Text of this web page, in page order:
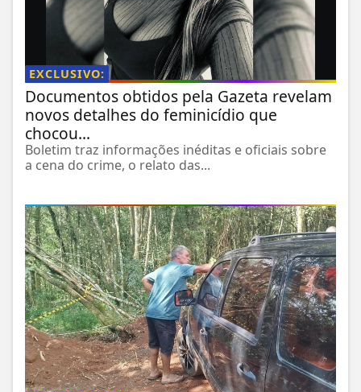
EXCLUSIVO:
Documentos obtidos pela Gazeta revelam
novos detalhes do feminicídio que
chocou...
Boletim traz informações inéditas e oficiais sobre
a cena do crime, o relato das...